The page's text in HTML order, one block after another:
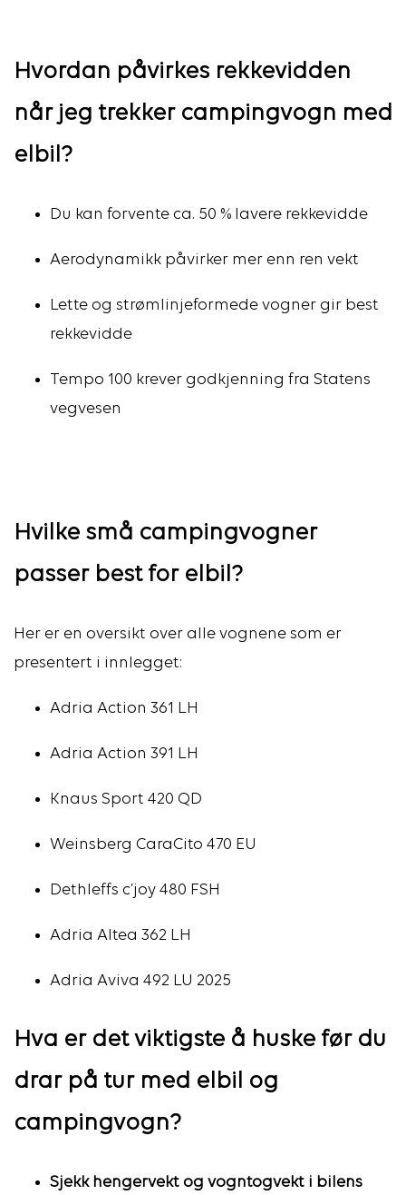
Hvordan påvirkes rekkevidden
når jeg trekker campingvogn med
elbil?
Du kan forvente ca. 50 % lavere rekkevidde
Aerodynamikk påvirker mer enn ren vekt
Lette og strømlinjeformede vogner gir best
rekkevidde
Tempo 100 krever godkjenning fra Statens
vegvesen
Hvilke små campingvogner
passer best for elbil?
Her er en oversikt over alle vognene som er
presentert i innlegget:
Adria Action 361 LH
Adria Action 391 LH
Knaus Sport 420 QD
Weinsberg CaraCito 470 EU
Dethleffs c’joy 480 FSH
Adria Altea 362 LH
Adria Aviva 492 LU 2025
Hva er det viktigste å huske før du
drar på tur med elbil og
campingvogn?
Sjekk hengervekt og vogntogvekt i bilens